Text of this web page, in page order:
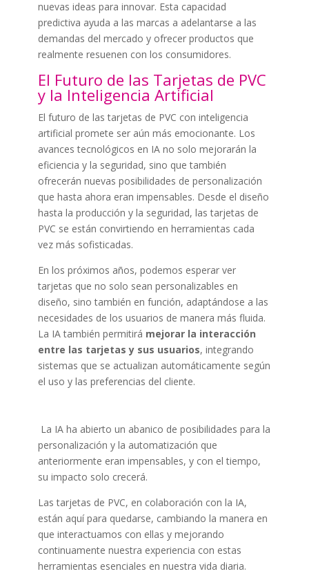
nuevas ideas para innovar. Esta capacidad
predictiva ayuda a las marcas a adelantarse a las
demandas del mercado y ofrecer productos que
realmente resuenen con los consumidores.
El Futuro de las Tarjetas de PVC
y la Inteligencia Artificial
El futuro de las tarjetas de PVC con inteligencia
artificial promete ser aún más emocionante. Los
avances tecnológicos en IA no solo mejorarán la
eficiencia y la seguridad, sino que también
ofrecerán nuevas posibilidades de personalización
que hasta ahora eran impensables. Desde el diseño
hasta la producción y la seguridad, las tarjetas de
PVC se están convirtiendo en herramientas cada
vez más sofisticadas.
En los próximos años, podemos esperar ver
tarjetas que no solo sean personalizables en
diseño, sino también en función, adaptándose a las
necesidades de los usuarios de manera más fluida.
La IA también permitirá mejorar la interacción
entre las tarjetas y sus usuarios, integrando
sistemas que se actualizan automáticamente según
el uso y las preferencias del cliente.
La IA ha abierto un abanico de posibilidades para la
personalización y la automatización que
anteriormente eran impensables, y con el tiempo,
su impacto solo crecerá.
Las tarjetas de PVC, en colaboración con la IA,
están aquí para quedarse, cambiando la manera en
que interactuamos con ellas y mejorando
continuamente nuestra experiencia con estas
herramientas esenciales en nuestra vida diaria.